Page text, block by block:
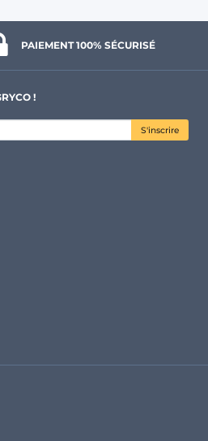
PAIEMENT 100% SÉCURISÉ
!
S'inscrire